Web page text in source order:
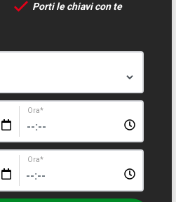
Porti le chiavi con te
Ora*
Ora*